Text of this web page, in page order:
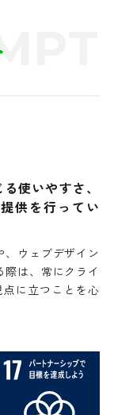
使いやすさ、
供を行ってい
、ウェブデザイン
は、常にクライ
に立つことを心